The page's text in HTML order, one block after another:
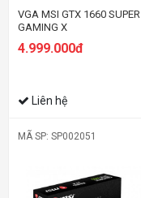
VGA MSI GTX 1660 SUPER
GAMING X
4.999.000đ
Liên hệ
MÃ SP: SP002051